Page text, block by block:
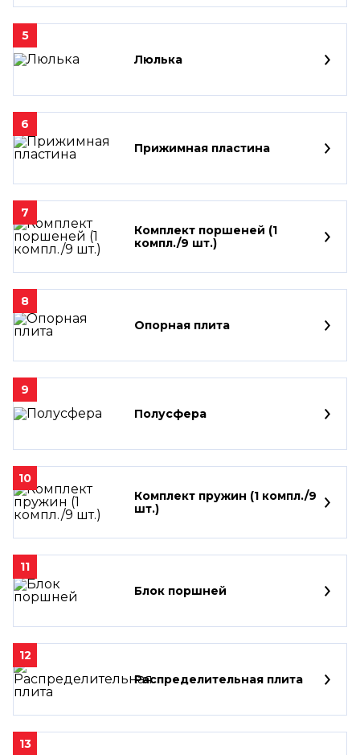
5
Люлька
6
Прижимная пластина
7
Комплект поршеней (1
компл./9 шт.)
8
Опорная плита
9
Полусфера
10
Комплект пружин (1 компл./9
шт.)
11
Блок поршней
12
Распределительная плита
13